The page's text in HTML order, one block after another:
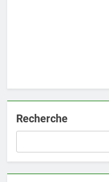
Recherche